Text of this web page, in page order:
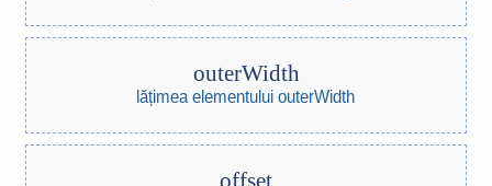
outerWidth
lățimea elementului outerWidth
offset